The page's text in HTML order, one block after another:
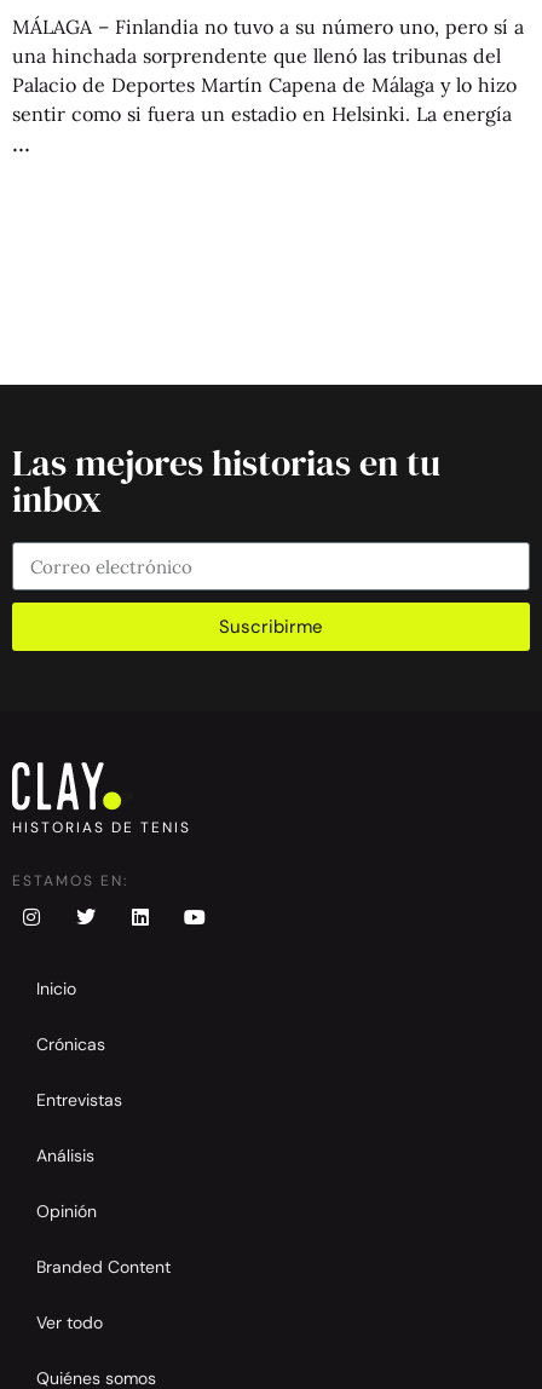
MÁLAGA – Finlandia no tuvo a su número uno, pero sí a
una hinchada sorprendente que llenó las tribunas del
Palacio de Deportes Martín Capena de Málaga y lo hizo
sentir como si fuera un estadio en Helsinki. La energía
Las mejores historias en tu
inbox
Suscribirme
HISTORIAS DE TENIS
ESTAMOS EN:
Inicio
Crónicas
Entrevistas
Análisis
Opinión
Branded Content
Ver todo
Quiénes somos